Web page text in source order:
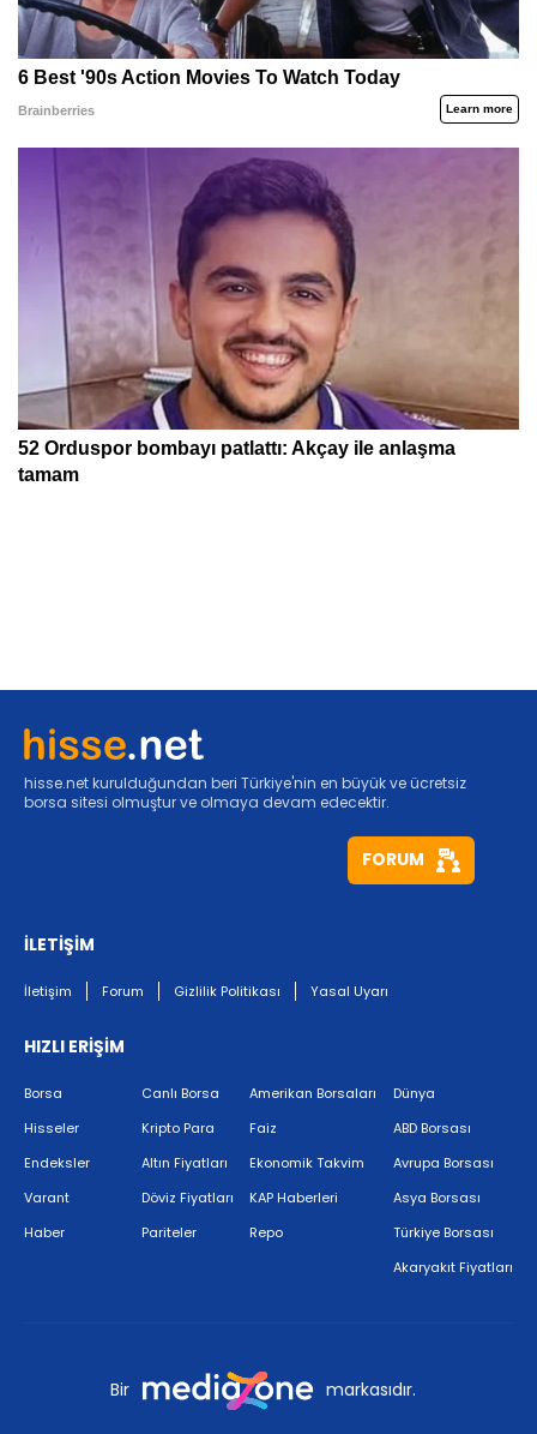
hisse.net kurulduğundan beri Türkiye'nin en büyük ve ücretsiz
borsa sitesi olmuştur ve olmaya devam edecektir.
FORUM
İLETİŞİM
İletişim Forum Gizlilik Politikası Yasal Uyarı
HIZLI ERİŞİM
Borsa
Hisseler
Endeksler
Varant
Haber
Canlı Borsa
Kripto Para
Altın Fiyatları
Döviz Fiyatları
Pariteler
Amerikan Borsaları
Faiz
Ekonomik Takvim
KAP Haberleri
Repo
Dünya
ABD Borsası
Avrupa Borsası
Asya Borsası
Türkiye Borsası
Akaryakıt Fiyatları
Bir markasıdır.